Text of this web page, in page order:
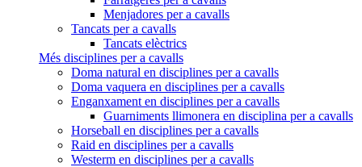
Menjadores per a cavalls
Tancats per a cavalls
Tancats elèctrics
Més disciplines per a cavalls
Doma natural en disciplines per a cavalls
Doma vaquera en disciplines per a cavalls
Enganxament en disciplines per a cavalls
Guarniments llimonera en disciplina per a cavalls
Horseball en disciplines per a cavalls
Raid en disciplines per a cavalls
Westerm en disciplines per a cavalls